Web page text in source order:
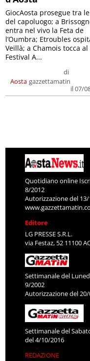
Aosta
di
gazzettamatin
il 07/
GiocAosta prosegue tra
del capoluogo; a
entra nel vivo la Feta de
l’Oumbra; Etroubles
Veillà; a Chamois tocca al
Festival A...
Quotidiano online
8/2012
Autorizzazione del
Editore
LG PRESSE S.R.L.
via Festaz, 52 11100
Settimanale del
9/2002
Autorizzazione del
Settimanale del
del 4/10/2016
REDAZIONE